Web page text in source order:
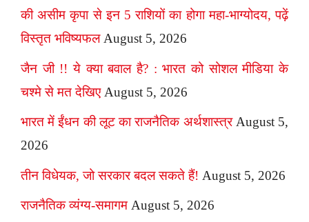
की असीम कृपा से इन 5 राशियों का होगा महा-भाग्योदय, पढ़ें
विस्तृत भविष्यफल August 5, 2026
जैन जी !! ये क्या बवाल है? : भारत को सोशल मीडिया के
चश्मे से मत देखिए August 5, 2026
भारत में ईंधन की लूट का राजनैतिक अर्थशास्त्र August 5,
2026
तीन विधेयक, जो सरकार बदल सकते हैं! August 5, 2026
राजनैतिक व्यंग्य-समागम August 5, 2026